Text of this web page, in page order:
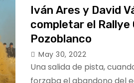
Iván Ares y David
completar el Rallye
Pozoblanco
May 30, 2022
Una salida de pista,